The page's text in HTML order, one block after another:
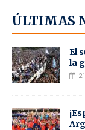
ÚLTIMAS
El
la